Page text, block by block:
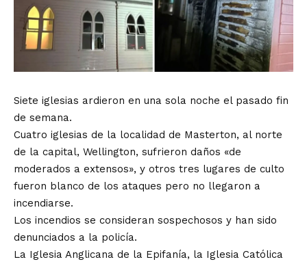
Siete iglesias ardieron en una sola noche el pasado fin
de semana.
Cuatro iglesias de la localidad de Masterton, al norte
de la capital, Wellington, sufrieron daños «de
moderados a extensos», y otros tres lugares de culto
fueron blanco de los ataques pero no llegaron a
incendiarse.
Los incendios se consideran sospechosos y han sido
denunciados a la policía.
La Iglesia Anglicana de la Epifanía, la Iglesia Católica